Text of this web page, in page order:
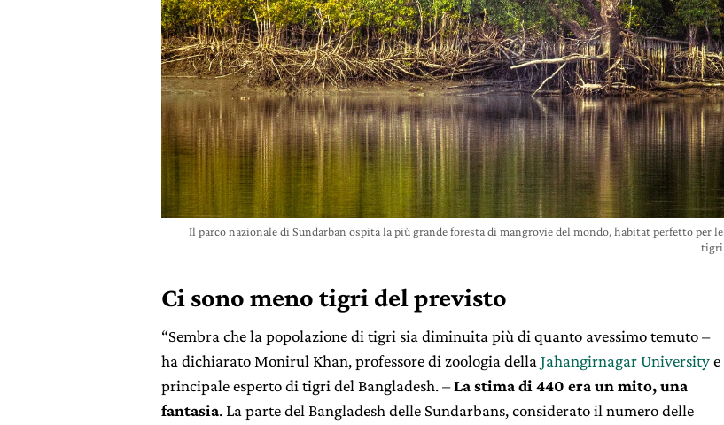
Il parco nazionale di Sundarban ospita la più grande foresta di mangrovie del mondo, habitat perfetto per le
tigri
Ci sono meno tigri del previsto
“Sembra che la popolazione di tigri sia diminuita più di quanto avessimo temuto –
ha dichiarato Monirul Khan, professore di zoologia della Jahangirnagar Universitye
principale esperto di tigri del Bangladesh. –La stima di 440 era un mito, una
fantasia. La parte del Bangladesh delle Sundarbans, considerato il numero delle